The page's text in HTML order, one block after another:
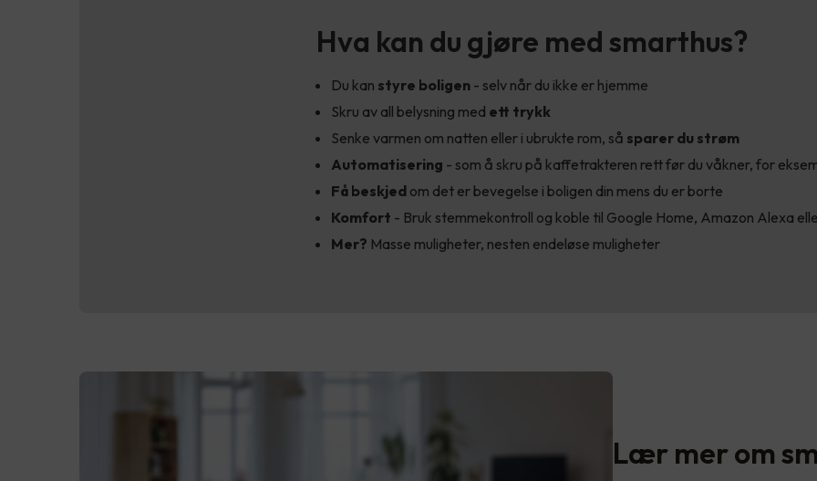
Hva kan du gjøre med smarthus?
Du kan styre boligen - selv når du ikke er hjemme
Skru av all belysning med ett trykk
Senke varmen om natten eller i ubrukte rom, så sparer du strøm
Automatisering - som å skru på kaffetrakteren rett før du våkner, for
Få beskjed om det er bevegelse i boligen din mens du er borte
Komfort - Bruk stemmekontroll og koble til Google Home, Amazon Alexa
Mer? Masse muligheter, nesten endeløse muligheter
Lær mer om